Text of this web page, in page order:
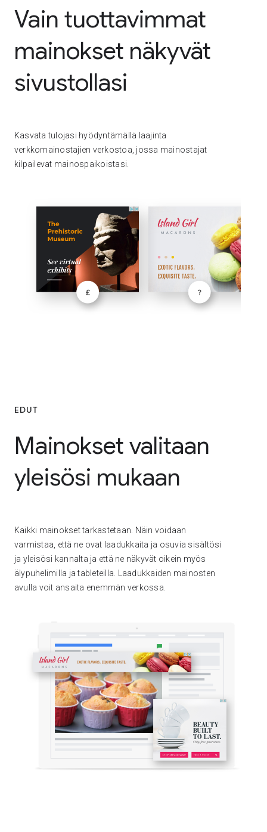
Vain tuottavimmat
mainokset näkyvät
sivustollasi
Kasvata tulojasi hyödyntämällä laajinta
verkkomainostajien verkostoa, jossa mainostajat
kilpailevat mainospaikoistasi.
EDUT
Mainokset valitaan
yleisösi mukaan
Kaikki mainokset tarkastetaan. Näin voidaan
varmistaa, että ne ovat laadukkaita ja osuvia sisältösi
ja yleisösi kannalta ja että ne näkyvät oikein myös
älypuhelimilla ja tableteilla. Laadukkaiden mainosten
avulla voit ansaita enemmän verkossa.